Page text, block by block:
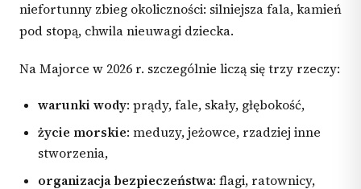
niefortunny zbieg okoliczności: silniejsza fala, kamień
pod stopą, chwila nieuwagi dziecka.
Na Majorce w 2026 r. szczególnie liczą się trzy rzeczy:
warunki wody: prądy, fale, skały, głębokość,
życie morskie: meduzy, jeżowce, rzadziej inne
stworzenia,
organizacja bezpieczeństwa: flagi, ratownicy,